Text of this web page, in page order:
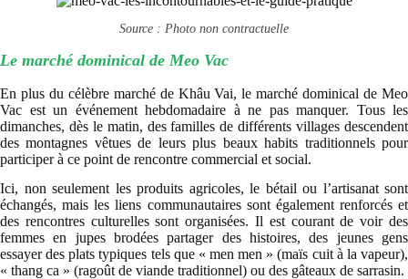
Source : Photo non contractuelle
Le marché dominical de Meo Vac
En plus du célèbre marché de Khâu Vai, le marché dominical de Meo
Vac est un événement hebdomadaire à ne pas manquer. Tous les
dimanches, dès le matin, des familles de différents villages descendent
des montagnes vêtues de leurs plus beaux habits traditionnels pour
participer à ce point de rencontre commercial et social.
Ici, non seulement les produits agricoles, le bétail ou l’artisanat sont
échangés, mais les liens communautaires sont également renforcés et
des rencontres culturelles sont organisées. Il est courant de voir des
femmes en jupes brodées partager des histoires, des jeunes gens
essayer des plats typiques tels que « men men » (maïs cuit à la vapeur),
« thang ca » (ragoût de viande traditionnel) ou des gâteaux de sarrasin.